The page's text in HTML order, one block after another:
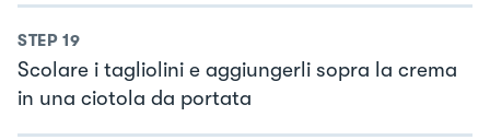
STEP 19
Scolare i tagliolini e aggiungerli sopra la crema
in una ciotola da portata